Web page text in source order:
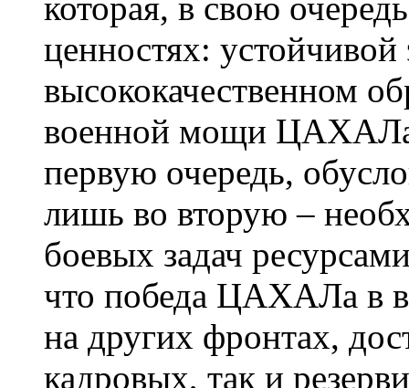
ценностях:
высококачественном
военной мощи
первую очередь,
лишь во вторую –
боевых задач
что победа ЦАХАЛа в
на других фронтах,
кадровых, так и